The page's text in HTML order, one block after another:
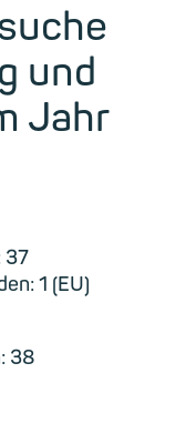
und
Jahr
37
1 (EU)
38